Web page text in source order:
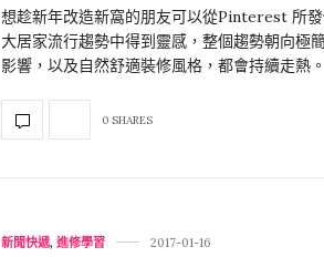
想趁新年改造新窩的朋友可以從Pinterest 所
大居家流行趨勢中得到靈感，整個趨勢朝向極
影響，以及自然舒適裝修風格，都會持續走熱。
0 SHARES
新聞快遞, 進修學習 2017-01-16